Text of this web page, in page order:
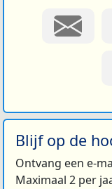
Blijf op de
Ontvang een e-
Maximaal 2 per